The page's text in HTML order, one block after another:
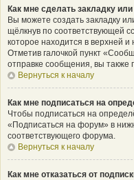
Как мне сделать закладку
Вы можете создать закладку
щёлкнув по соответствующей
которое находится в верхней
Отметив галочкой пункт
отправке сообщения, вы также
Вернуться к началу
Как мне подписаться на
Чтобы подписаться на
«Подписаться на форум» в
соответствующего форума.
Вернуться к началу
Как мне отказаться от